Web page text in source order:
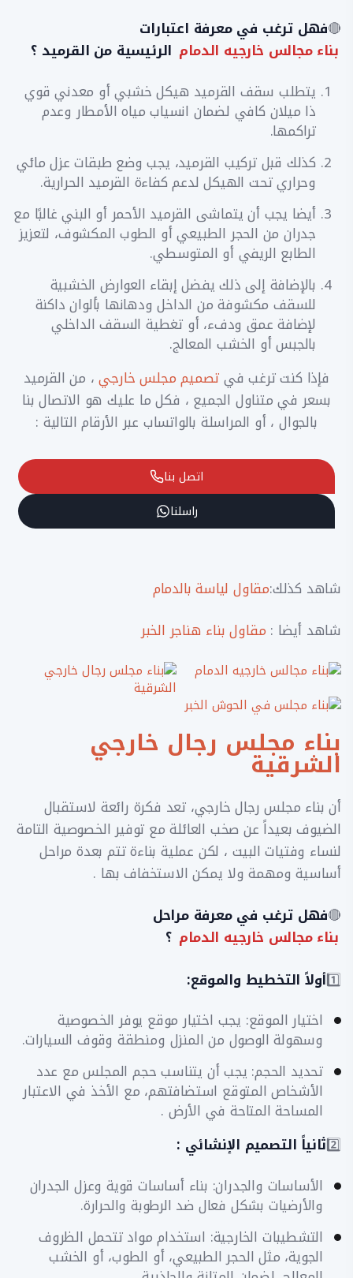
🔴فهل ترغب في معرفة اعتبارات
بناء مجالس خارجيه الدمام الرئيسية من القرميد ؟
يتطلب سقف القرميد هيكل خشبي أو معدني قوي
ذا ميلان كافي لضمان انسياب مياه الأمطار وعدم
تراكمها.
كذلك قبل تركيب القرميد، يجب وضع طبقات عزل مائي
وحراري تحت الهيكل لدعم كفاءة القرميد الحرارية.
أيضا يجب أن يتماشى القرميد الأحمر أو البني غالبًا مع
جدران من الحجر الطبيعي أو الطوب المكشوف، لتعزيز
الطابع الريفي أو المتوسطي.
بالإضافة إلى ذلك يفضل إبقاء العوارض الخشبية
للسقف مكشوفة من الداخل ودهانها بألوان داكنة
لإضافة عمق ودفء، أو تغطية السقف الداخلي
بالجبس أو الخشب المعالج.
فإذا كنت ترغب فيتصميم مجلس خارجي، من القرميد
بسعر في متناول الجميع ، فكل ما عليك هو الاتصال بنا
بالجوال ، أو المراسلة بالواتساب عبر الأرقام التالية :
اتصل بنا
راسلنا
شاهد كذلك:مقاول لياسة بالدمام
شاهد أيضا : مقاول بناء هناجر الخبر
بناء مجلس رجال خارجي
الشرقية
أن بناء مجلس رجال خارجي، تعد فكرة رائعة لاستقبال
الضيوف بعيداً عن صخب العائلة مع توفير الخصوصية التامة
لنساء وفتيات البيت ، لكن عملية بناءة تتم بعدة مراحل
أساسية ومهمة ولا يمكن الاستخفاف بها .
🔴فهل ترغب في معرفة مراحل
بناء مجالس خارجيه الدمام ؟
1️⃣أولاً التخطيط والموقع:
​اختيار الموقع: يجب اختيار موقع يوفر الخصوصية
وسهولة الوصول من المنزل ومنطقة وقوف السيارات.
​تحديد الحجم: يجب أن يتناسب حجم المجلس مع عدد
الأشخاص المتوقع استضافتهم، مع الأخذ في الاعتبار
المساحة المتاحة في الأرض .
2️⃣ثانياً التصميم الإنشائي :
الأساسات والجدران: بناء أساسات قوية وعزل الجدران
والأرضيات بشكل فعال ضد الرطوبة والحرارة.
التشطيبات الخارجية: استخدام مواد تتحمل الظروف
الجوية، مثل الحجر الطبيعي، أو الطوب، أو الخشب